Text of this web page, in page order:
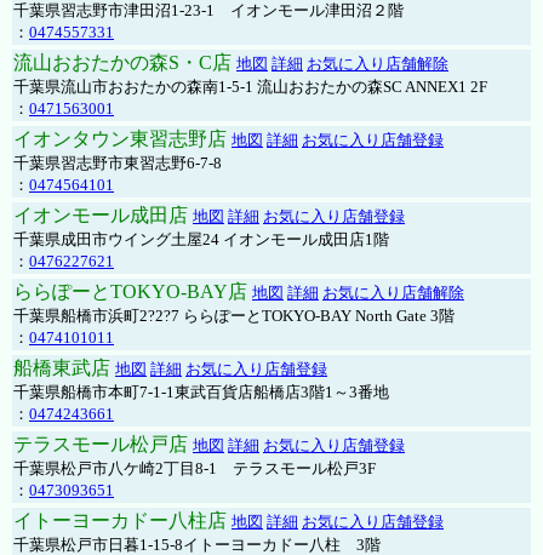
千葉県習志野市津田沼1-23-1 イオンモール津田沼２階
： 0474557331
流山おおたかの森S・C店 地図 詳細 お気に入り店舗解除
千葉県流山市おおたかの森南1-5-1 流山おおたかの森SC ANNEX1 2F
： 0471563001
イオンタウン東習志野店 地図 詳細 お気に入り店舗登録
千葉県習志野市東習志野6-7-8
： 0474564101
イオンモール成田店 地図 詳細 お気に入り店舗登録
千葉県成田市ウイング土屋24 イオンモール成田店1階
： 0476227621
ららぽーとTOKYO-BAY店 地図 詳細 お気に入り店舗解除
千葉県船橋市浜町2?2?7 ららぽーとTOKYO-BAY North Gate 3階
： 0474101011
船橋東武店 地図 詳細 お気に入り店舗登録
千葉県船橋市本町7-1-1東武百貨店船橋店3階1～3番地
： 0474243661
テラスモール松戸店 地図 詳細 お気に入り店舗登録
千葉県松戸市八ケ崎2丁目8-1 テラスモール松戸3F
： 0473093651
イトーヨーカドー八柱店 地図 詳細 お気に入り店舗登録
千葉県松戸市日暮1-15-8イトーヨーカドー八柱 3階